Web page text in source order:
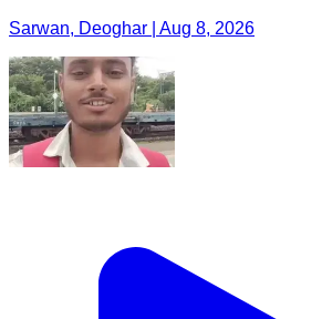
Sarwan, Deoghar | Aug 8, 2026